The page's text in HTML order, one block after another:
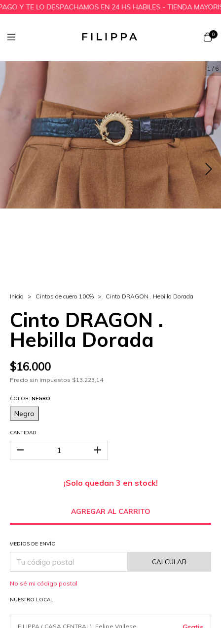
TE LO DESPACHAMOS EN 24 HS HABILES - TIENDA MAYORISTA
0
1 / 6
Inicio > Cintos de cuero 100% > Cinto DRAGON . Hebilla Dorada
Cinto DRAGON .
Hebilla Dorada
$16.000
Precio sin impuestos $13.223,14
COLOR: NEGRO
Negro
CANTIDAD
¡Solo quedan 3 en stock!
MEDIOS DE ENVÍO
CALCULAR
No sé mi código postal
NUESTRO LOCAL
FILIPPA ( CASA CENTRAL) Felipe Vallese